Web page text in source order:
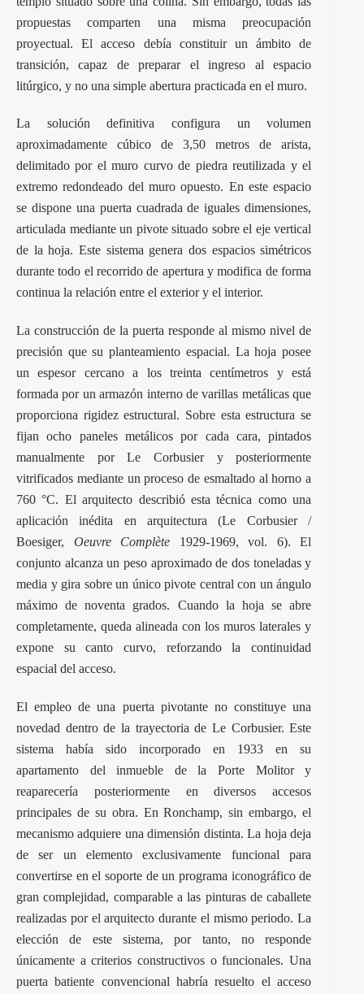
propuestas comparten una misma preocupación
proyectual. El acceso debía constituir un ámbito de
transición, capaz de preparar el ingreso al espacio
litúrgico, y no una simple abertura practicada en el muro.
La solución definitiva configura un volumen
aproximadamente cúbico de 3,50 metros de arista,
delimitado por el muro curvo de piedra reutilizada y el
extremo redondeado del muro opuesto. En este espacio
se dispone una puerta cuadrada de iguales dimensiones,
articulada mediante un pivote situado sobre el eje vertical
de la hoja. Este sistema genera dos espacios simétricos
durante todo el recorrido de apertura y modifica de forma
continua la relación entre el exterior y el interior.
La construcción de la puerta responde al mismo nivel de
precisión que su planteamiento espacial. La hoja posee
un espesor cercano a los treinta centímetros y está
formada por un armazón interno de varillas metálicas que
proporciona rigidez estructural. Sobre esta estructura se
fijan ocho paneles metálicos por cada cara, pintados
manualmente por Le Corbusier y posteriormente
vitrificados mediante un proceso de esmaltado al horno a
760 °C. El arquitecto describió esta técnica como una
aplicación inédita en arquitectura (Le Corbusier /
Boesiger, Oeuvre Complète 1929-1969, vol. 6). El
conjunto alcanza un peso aproximado de dos toneladas y
media y gira sobre un único pivote central con un ángulo
máximo de noventa grados. Cuando la hoja se abre
completamente, queda alineada con los muros laterales y
expone su canto curvo, reforzando la continuidad
espacial del acceso.
El empleo de una puerta pivotante no constituye una
novedad dentro de la trayectoria de Le Corbusier. Este
sistema había sido incorporado en 1933 en su
apartamento del inmueble de la Porte Molitor y
reaparecería posteriormente en diversos accesos
principales de su obra. En Ronchamp, sin embargo, el
mecanismo adquiere una dimensión distinta. La hoja deja
de ser un elemento exclusivamente funcional para
convertirse en el soporte de un programa iconográfico de
gran complejidad, comparable a las pinturas de caballete
realizadas por el arquitecto durante el mismo periodo. La
elección de este sistema, por tanto, no responde
únicamente a criterios constructivos o funcionales. Una
puerta batiente convencional habría resuelto el acceso